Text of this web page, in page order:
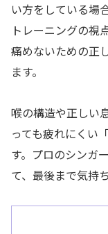
い方をしている場
トレーニングの視
痛めないための正
ます。
喉の構造や正しい
っても疲れにくい
す。プロのシンガ
て、最後まで気持